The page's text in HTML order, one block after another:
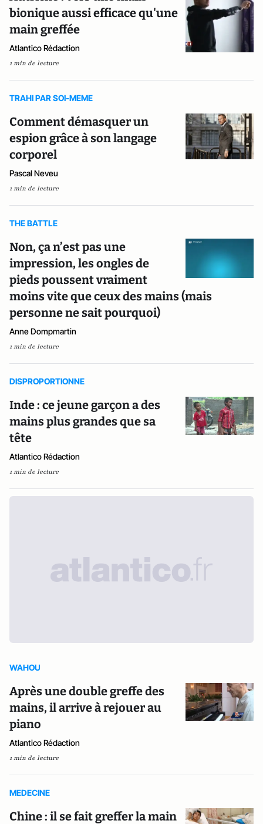
bionique aussi efficace qu'une
main greffée
Atlantico Rédaction
1 min de lecture
TRAHI PAR SOI-MEME
Comment démasquer un
espion grâce à son langage
corporel
Pascal Neveu
1 min de lecture
THE BATTLE
Non, ça n’est pas une
impression, les ongles de
pieds poussent vraiment
moins vite que ceux des mains (mais
personne ne sait pourquoi)
Anne Dompmartin
1 min de lecture
DISPROPORTIONNE
Inde : ce jeune garçon a des
mains plus grandes que sa
tête
Atlantico Rédaction
1 min de lecture
WAHOU
Après une double greffe des
mains, il arrive à rejouer au
piano
Atlantico Rédaction
1 min de lecture
MEDECINE
Chine : il se fait greffer la main